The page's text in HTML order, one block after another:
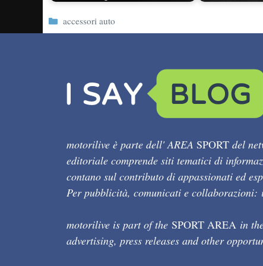
Categorie
accessori auto
motorilive è parte dell' AREA SPORT del
editoriale comprende siti tematici di
contano sul contributo di appassionati ed
Per pubblicità, comunicati e collaborazioni:
motorilive is part of the SPORT AREA in
advertising, press releases and other